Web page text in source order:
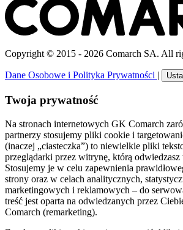
Copyright © 2015 - 2026 Comarch SA. All
Dane Osobowe i Polityka Prywatności |
Twoja prywatność
Na stronach internetowych GK Comarch
partnerzy stosujemy pliki cookie i
(inaczej „ciasteczka”) to niewielkie pliki
przeglądarki przez witrynę, którą
Stosujemy je w celu zapewnienia
strony oraz w celach analitycznych,
marketingowych i reklamowych – do
treść jest oparta na odwiedzanych przez
Comarch (remarketing).